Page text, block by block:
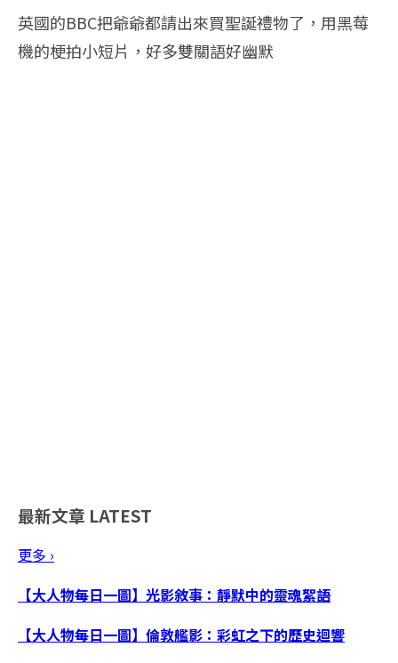
英國的BBC把爺爺都請出來買聖誕禮物了，用黑莓
機的梗拍小短片，好多雙關語好幽默
最新文章 LATEST
更多 ›
【大人物每日一圖】光影敘事：靜默中的靈魂絮語
【大人物每日一圖】倫敦艦影：彩虹之下的歷史迴響